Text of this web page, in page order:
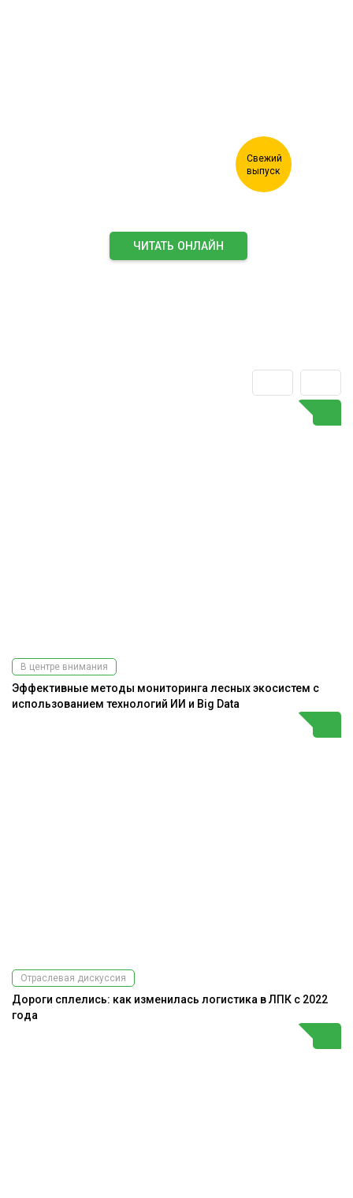
ЧИТАТЬ ОНЛАЙН
В центре внимания
Эффективные методы мониторинга лесных экосистем с
использованием технологий ИИ и Big Data
Отраслевая дискуссия
Дороги сплелись: как изменилась логистика в ЛПК с 2022
года